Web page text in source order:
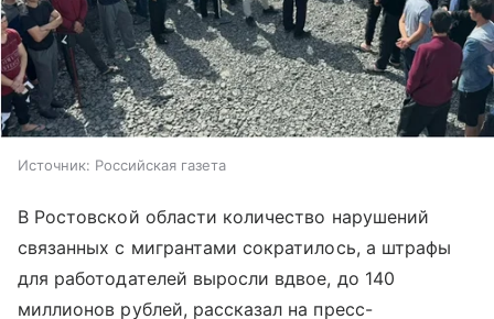
Источник: Российская газета
В Ростовской области количество нарушений
связанных с мигрантами сократилось, а штрафы
для работодателей выросли вдвое, до 140
миллионов рублей, рассказал на пресс-